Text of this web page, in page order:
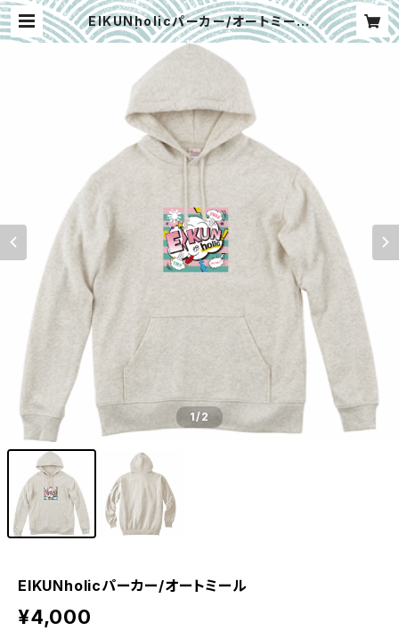
EIKUNholicパーカー/オートミール
| Eikunbrew Shop
1/2
EIKUNholicパーカー/オートミール
¥4,000